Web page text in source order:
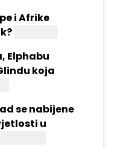
i Afrike
Elphabu
koja
se nabijene
u